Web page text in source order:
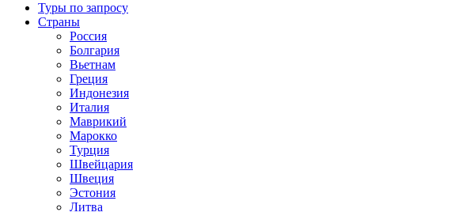
Туры по запросу
Страны
Россия
Болгария
Вьетнам
Греция
Индонезия
Италия
Маврикий
Марокко
Турция
Швейцария
Швеция
Эстония
Литва